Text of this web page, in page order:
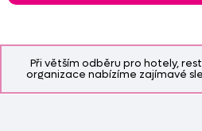
Při větším odběru pro hotely,
organizace nabízíme zajímavé